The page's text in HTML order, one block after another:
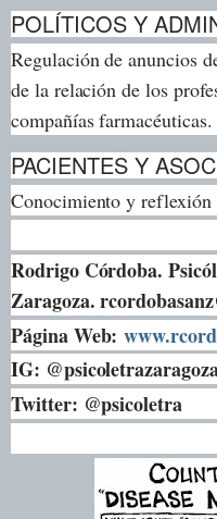
POLÍTICOS Y
Regulación de anuncios
de la relación de los
compañías farmacéuticas.
PACIENTES Y
Conocimiento y reflexión
Rodrigo Córdoba.
Zaragoza.
Página Web:
IG:
Twitter: @psicoletra